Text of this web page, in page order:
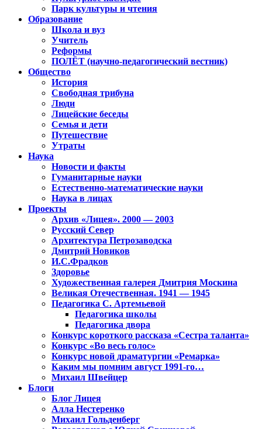
Парк культуры и чтения
Образование
Школа и вуз
Учитель
Реформы
ПОЛЁТ (научно-педагогический вестник)
Общество
История
Свободная трибуна
Люди
Лицейские беседы
Семья и дети
Путешествие
Утраты
Наука
Новости и факты
Гуманитарные науки
Естественно-математические науки
Наука в лицах
Проекты
Архив «Лицея». 2000 — 2003
Русский Север
Архитектура Петрозаводска
Дмитрий Новиков
И.С.Фрадков
Здоровье
Художественная галерея Дмитрия Москина
Великая Отечественная. 1941 — 1945
Педагогика С. Артемьевой
Педагогика школы
Педагогика двора
Конкурс короткого рассказа «Сестра таланта»
Конкурс «Во весь голос»
Конкурс новой драматургии «Ремарка»
Каким мы помним август 1991-го…
Михаил Швейцер
Блоги
Блог Лицея
Алла Нестеренко
Михаил Гольденберг